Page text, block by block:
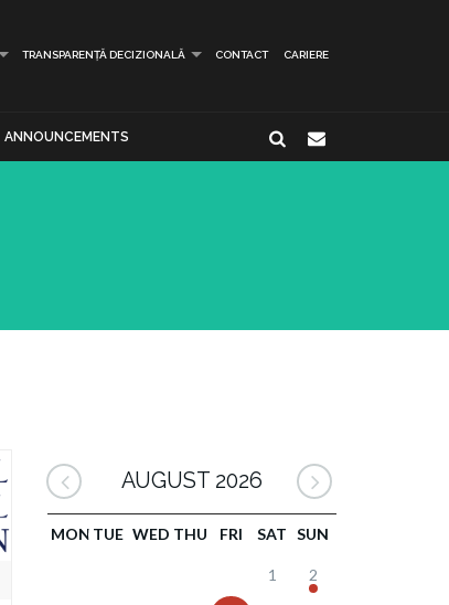
TRANSPARENȚĂ DECIZIONALĂ CONTACT CARIERE
ANNOUNCEMENTS
AUGUST 2026
MON TUE WED THU FRI SAT SUN
1 2